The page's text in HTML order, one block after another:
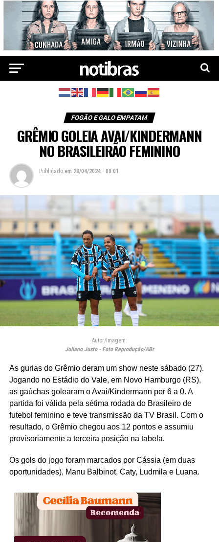
FOGÃO E GALO EMPATAM
GRÊMIO GOLEIA AVAI/KINDERMANN
NO BRASILEIRÃO FEMININO
Publicado em 28/04/2024 - 00:01
Autor/Imagem:
Juliano Justo - Foto Reprodução/ABr
As gurias do Grêmio deram um show neste sábado (27).
Jogando no Estádio do Vale, em Novo Hamburgo (RS),
as gaúchas golearam o Avai/Kindermann por 6 a 0. A
partida foi válida pela sétima rodada do Brasileiro de
futebol feminino e teve transmissão da TV Brasil. Com o
resultado, o Grêmio chegou aos 12 pontos e assumiu
provisoriamente a terceira posição na tabela.
Os gols do jogo foram marcados por Cássia (em duas
oportunidades), Manu Balbinot, Caty, Ludmila e Luana.